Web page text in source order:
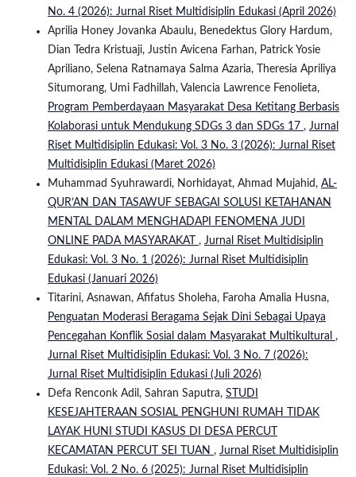
No. 4 (2026): Jurnal Riset Multidisiplin Edukasi (April 2026)
Aprilia Honey Jovanka Abaulu, Benedektus Glory Hardum,
Dian Tedra Kristuaji, Justin Avicena Farhan, Patrick Yosie
Apriliano, Selena Ratnamaya Salma Azaria, Theresia Apriliya
Situmorang, Umi Fadhillah, Valencia Lawrence Fenolieta,
Program Pemberdayaan Masyarakat Desa Ketitang Berbasis
Kolaborasi untuk Mendukung SDGs 3 dan SDGs 17 , Jurnal
Riset Multidisiplin Edukasi: Vol. 3 No. 3 (2026): Jurnal Riset
Multidisiplin Edukasi (Maret 2026)
Muhammad Syuhrawardi, Norhidayat, Ahmad Mujahid, AL-
QUR’AN DAN TASAWUF SEBAGAI SOLUSI KETAHANAN
MENTAL DALAM MENGHADAPI FENOMENA JUDI
ONLINE PADA MASYARAKAT , Jurnal Riset Multidisiplin
Edukasi: Vol. 3 No. 1 (2026): Jurnal Riset Multidisiplin
Edukasi (Januari 2026)
Titarini, Asnawan, Afifatus Sholeha, Faroha Amalia Husna,
Penguatan Moderasi Beragama Sejak Dini Sebagai Upaya
Pencegahan Konflik Sosial dalam Masyarakat Multikultural ,
Jurnal Riset Multidisiplin Edukasi: Vol. 3 No. 7 (2026):
Jurnal Riset Multidisiplin Edukasi (Juli 2026)
Defa Renconk Adil, Sahran Saputra, STUDI
KESEJAHTERAAN SOSIAL PENGHUNI RUMAH TIDAK
LAYAK HUNI STUDI KASUS DI DESA PERCUT
KECAMATAN PERCUT SEI TUAN , Jurnal Riset Multidisiplin
Edukasi: Vol. 2 No. 6 (2025): Jurnal Riset Multidisiplin